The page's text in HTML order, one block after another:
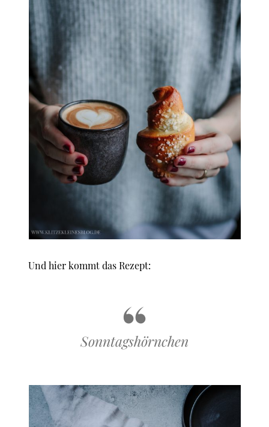
Und hier kommt das Rezept:
Sonntagshörnchen